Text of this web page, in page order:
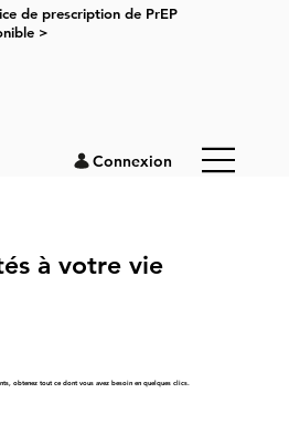
de prescription de PrEP
>
Connexion
obtenez tout ce dont vous avez besoin en quelques clics.
à votre vie